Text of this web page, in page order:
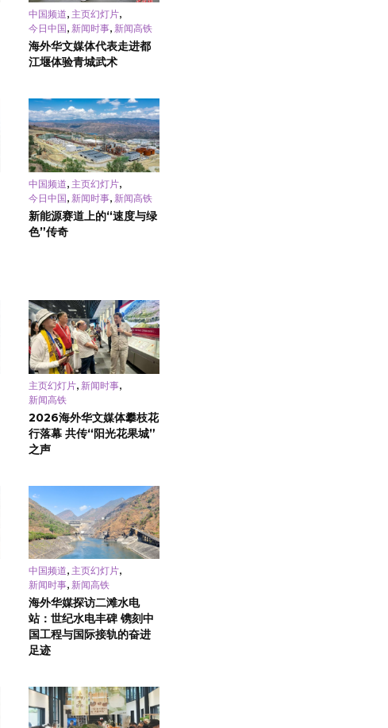
中国频道, 主页幻灯片,
今日中国, 新闻时事, 新闻高铁
海外华文媒体代表走进都
江堰体验青城武术
中国频道, 主页幻灯片,
今日中国, 新闻时事, 新闻高铁
新能源赛道上的“速度与绿
色”传奇
主页幻灯片 新闻时事
新闻高铁
2026海外华文媒体攀枝花
行落幕 共传“阳光花果城”
之声
中国频道, 主页幻灯片,
新闻时事, 新闻高铁
海外华媒探访二滩水电
站：世纪水电丰碑 镌刻中
国工程与国际接轨的奋进
足迹